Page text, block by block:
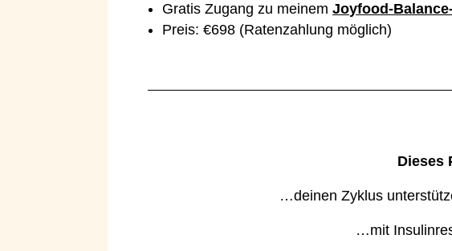
Gratis Zugang zu meinemJoyfood-
Preis: €698 (Ratenzahlung möglich)
Dieses
…deinen Zyklus
…mit